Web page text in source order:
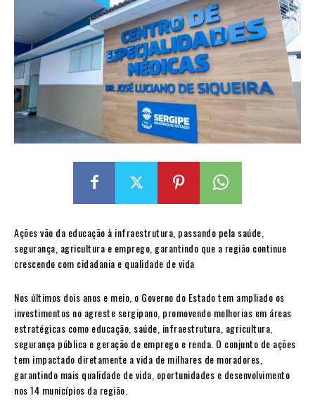
Ações vão da educação à infraestrutura, passando pela saúde,
segurança, agricultura e emprego, garantindo que a região continue
crescendo com cidadania e qualidade de vida
Nos últimos dois anos e meio, o Governo do Estado tem ampliado os
investimentos no agreste sergipano, promovendo melhorias em áreas
estratégicas como educação, saúde, infraestrutura, agricultura,
segurança pública e geração de emprego e renda. O conjunto de ações
tem impactado diretamente a vida de milhares de moradores,
garantindo mais qualidade de vida, oportunidades e desenvolvimento
nos 14 municípios da região.